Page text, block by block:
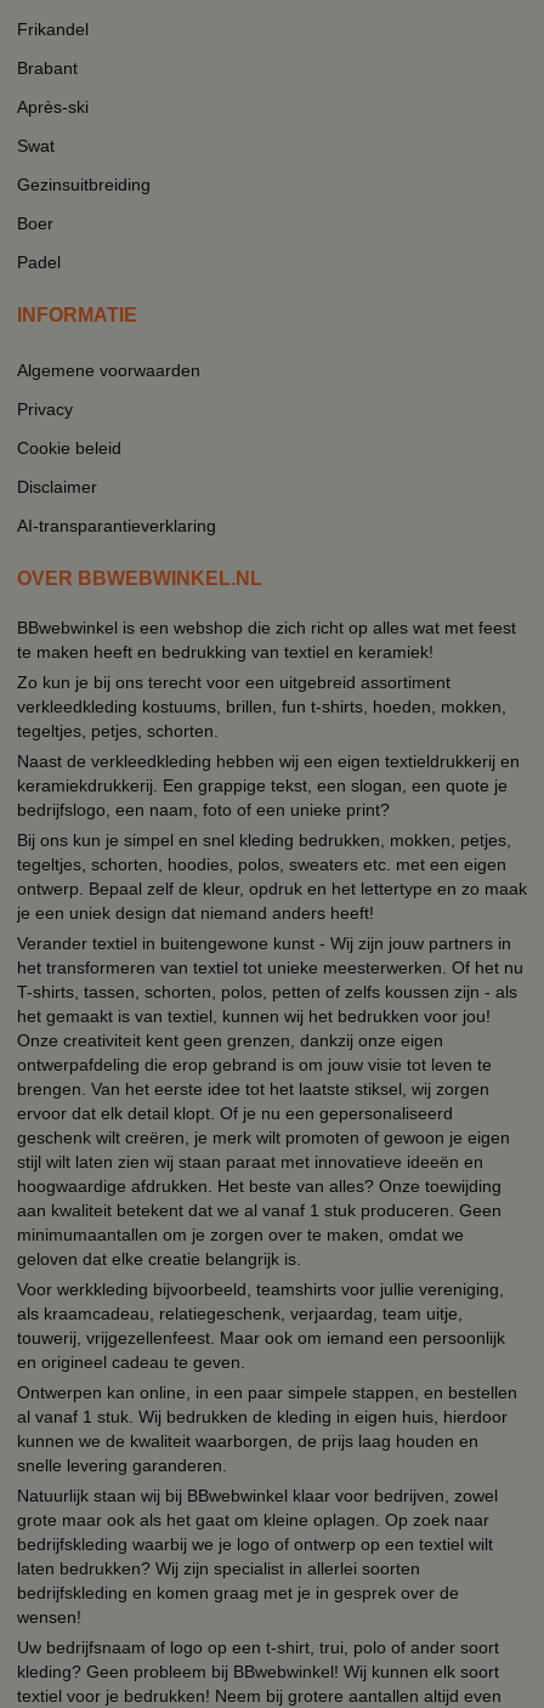
Frikandel
Brabant
Après-ski
Swat
Gezinsuitbreiding
Boer
Padel
INFORMATIE
Algemene voorwaarden
Privacy
Cookie beleid
Disclaimer
AI-transparantieverklaring
OVER BBWEBWINKEL.NL
BBwebwinkel is een webshop die zich richt op alles wat met feest
te maken heeft en bedrukking van textiel en keramiek!
Zo kun je bij ons terecht voor een uitgebreid assortiment
verkleedkleding kostuums, brillen, fun t-shirts, hoeden, mokken,
tegeltjes, petjes, schorten.
Naast de verkleedkleding hebben wij een eigen textieldrukkerij en
keramiekdrukkerij. Een grappige tekst, een slogan, een quote je
bedrijfslogo, een naam, foto of een unieke print?
Bij ons kun je simpel en snel kleding bedrukken, mokken, petjes,
tegeltjes, schorten, hoodies, polos, sweaters etc. met een eigen
ontwerp. Bepaal zelf de kleur, opdruk en het lettertype en zo maak
je een uniek design dat niemand anders heeft!
Verander textiel in buitengewone kunst - Wij zijn jouw partners in
het transformeren van textiel tot unieke meesterwerken. Of het nu
T-shirts, tassen, schorten, polos, petten of zelfs koussen zijn - als
het gemaakt is van textiel, kunnen wij het bedrukken voor jou!
Onze creativiteit kent geen grenzen, dankzij onze eigen
ontwerpafdeling die erop gebrand is om jouw visie tot leven te
brengen. Van het eerste idee tot het laatste stiksel, wij zorgen
ervoor dat elk detail klopt. Of je nu een gepersonaliseerd
geschenk wilt creëren, je merk wilt promoten of gewoon je eigen
stijl wilt laten zien wij staan paraat met innovatieve ideeën en
hoogwaardige afdrukken. Het beste van alles? Onze toewijding
aan kwaliteit betekent dat we al vanaf 1 stuk produceren. Geen
minimumaantallen om je zorgen over te maken, omdat we
geloven dat elke creatie belangrijk is.
Voor werkkleding bijvoorbeeld, teamshirts voor jullie vereniging,
als kraamcadeau, relatiegeschenk, verjaardag, team uitje,
touwerij, vrijgezellenfeest. Maar ook om iemand een persoonlijk
en origineel cadeau te geven.
Ontwerpen kan online, in een paar simpele stappen, en bestellen
al vanaf 1 stuk. Wij bedrukken de kleding in eigen huis, hierdoor
kunnen we de kwaliteit waarborgen, de prijs laag houden en
snelle levering garanderen.
Natuurlijk staan wij bij BBwebwinkel klaar voor bedrijven, zowel
grote maar ook als het gaat om kleine oplagen. Op zoek naar
bedrijfskleding waarbij we je logo of ontwerp op een textiel wilt
laten bedrukken? Wij zijn specialist in allerlei soorten
bedrijfskleding en komen graag met je in gesprek over de
wensen!
Uw bedrijfsnaam of logo op een t-shirt, trui, polo of ander soort
kleding? Geen probleem bij BBwebwinkel! Wij kunnen elk soort
textiel voor je bedrukken! Neem bij grotere aantallen altijd even